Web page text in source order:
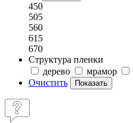
450
505
560
615
670
Структура пленки
дерево
мрамор
Очистить